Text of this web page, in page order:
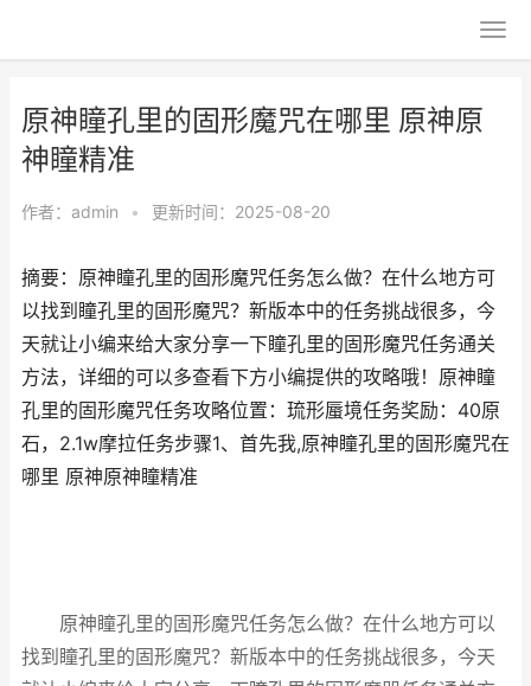
原神瞳孔里的固形魔咒在哪里 原神原
神瞳精准
作者： admin • 更新时间：2025-08-20
摘要：原神瞳孔里的固形魔咒任务怎么做？在什么地方可
以找到瞳孔里的固形魔咒？新版本中的任务挑战很多，今
天就让小编来给大家分享一下瞳孔里的固形魔咒任务通关
方法，详细的可以多查看下方小编提供的攻略哦！原神瞳
孔里的固形魔咒任务攻略位置：琉形蜃境任务奖励：40原
石，2.1w摩拉任务步骤1、首先我,原神瞳孔里的固形魔咒在
哪里 原神原神瞳精准
原神瞳孔里的固形魔咒任务怎么做？在什么地方可以
找到瞳孔里的固形魔咒？新版本中的任务挑战很多，今天